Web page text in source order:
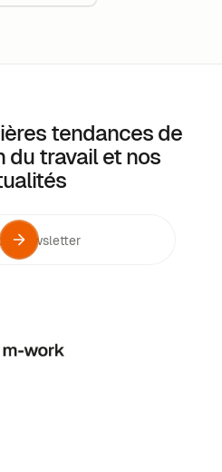
tendances de
du travail et nos